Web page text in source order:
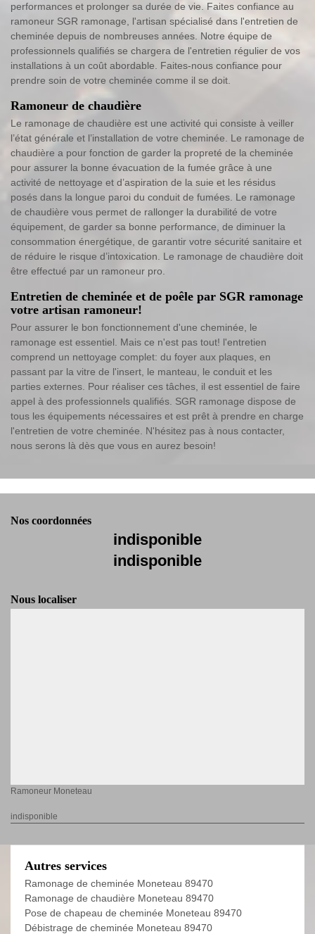
performances et prolonger sa durée de vie. Faites confiance au
ramoneur SGR ramonage, l'artisan spécialisé dans l'entretien de
cheminée depuis de nombreuses années. Notre équipe de
professionnels qualifiés se chargera de l'entretien régulier de vos
installations à un coût abordable. Faites-nous confiance pour
prendre soin de votre cheminée comme il se doit.
Ramoneur de chaudière
Le ramonage de chaudière est une activité qui consiste à veiller
l’état générale et l’installation de votre cheminée. Le ramonage de
chaudière a pour fonction de garder la propreté de la cheminée
pour assurer la bonne évacuation de la fumée grâce à une
activité de nettoyage et d’aspiration de la suie et les résidus
posés dans la longue paroi du conduit de fumées. Le ramonage
de chaudière vous permet de rallonger la durabilité de votre
équipement, de garder sa bonne performance, de diminuer la
consommation énergétique, de garantir votre sécurité sanitaire et
de réduire le risque d’intoxication. Le ramonage de chaudière doit
être effectué par un ramoneur pro.
Entretien de cheminée et de poêle par SGR ramonage
votre artisan ramoneur!
Pour assurer le bon fonctionnement d'une cheminée, le
ramonage est essentiel. Mais ce n'est pas tout! l'entretien
comprend un nettoyage complet: du foyer aux plaques, en
passant par la vitre de l'insert, le manteau, le conduit et les
parties externes. Pour réaliser ces tâches, il est essentiel de faire
appel à des professionnels qualifiés. SGR ramonage dispose de
tous les équipements nécessaires et est prêt à prendre en charge
l'entretien de votre cheminée. N'hésitez pas à nous contacter,
nous serons là dès que vous en aurez besoin!
Nos coordonnées
indisponible
indisponible
Nous localiser
Ramoneur Moneteau
indisponible
Autres services
Ramonage de cheminée Moneteau 89470
Ramonage de chaudière Moneteau 89470
Pose de chapeau de cheminée Moneteau 89470
Débistrage de cheminée Moneteau 89470